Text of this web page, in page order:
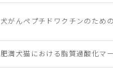
犬がんペプチドワクチンのため
肥満犬猫における脂質過酸化マ